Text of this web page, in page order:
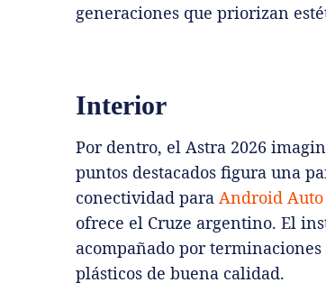
generaciones que priorizan
Interior
Por dentro, el Astra 2026
puntos destacados figura una
conectividad para Android Auto
ofrece el Cruze argentino. El
acompañado por
plásticos de buena calidad.